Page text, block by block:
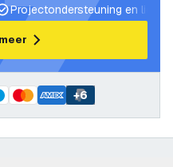
Projectondersteuning en
+6